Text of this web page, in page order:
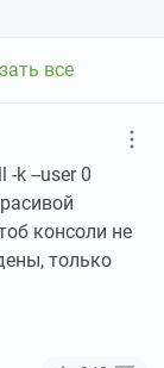
все
k --user 0
консоли не
только